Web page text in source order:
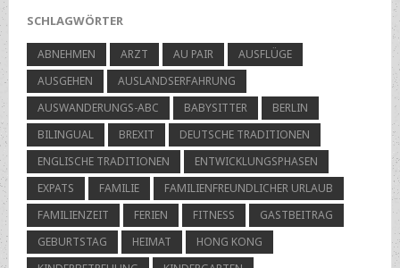
SCHLAGWÖRTER
ABNEHMEN ARZT AU PAIR
AUSFLÜGE
AUSGEHEN
AUSLANDSERFAHRUNG
AUSWANDERUNGS-ABC
BABYSITTER
BERLIN
BILINGUAL
BREXIT
DEUTSCHE TRADITIONEN
ENGLISCHE TRADITIONEN
ENTWICKLUNGSPHASEN
EXPATS
FAMILIE
FAMILIENFREUNDLICHER URLAUB
FAMILIENZEIT
FERIEN FITNESS
GASTBEITRAG
GEBURTSTAG
HEIMAT
HONG KONG